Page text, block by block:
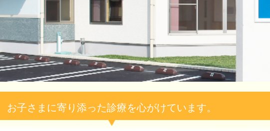
お子さまに寄り添った診療を心がけています。